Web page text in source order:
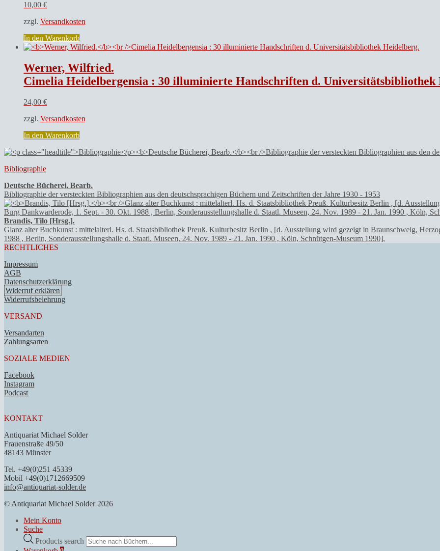
10,00 €
zzgl. Versandkosten
In den Warenkorb
Werner, Wilfried.
Cimelia Heidelbergensia : 30 illuminierte Handschriften d. Universitätsbibliothek
24,00 €
zzgl. Versandkosten
In den Warenkorb
Bibliographie
Deutsche Bücherei, Bearb.
Bibliographie der versteckten Bibliographien aus den deutschsprachigen Büchern und Zeitschriften der Jahre 1930 - 1953
Brandis, Tilo [Hrsg.].
Glanz alter Buchkunst : mittelalterl. Hs. d. Staatsbibliothek Preuß. Kulturbesitz Berlin , [d. Ausstellung wird gezeigt in Braunschweig,
1988 , Berlin, Sonderausstellungshalle d. Staatl. Museen, 24. Nov. 1989 - 21. Jan. 1990 , Köln, Schnütgen-Museum 1990].
RECHTLICHES
Impressum
AGB
Datenschutzerklärung
Widerruf erklären
Widerrufsbelehrung
VERSAND
Versandarten
Zahlungsarten
SOZIALE MEDIEN
Facebook
Instagram
Podcast
KONTAKT
Antiquariat Michael Solder
Frauenstraße 49/50
48143 Münster
Tel. +49(0)251 45339
Mobil +49(0)1712669509
info@antiquariat-solder.de
© Antiquariat Michael Solder 2026
Mein Konto
Suche
Products search